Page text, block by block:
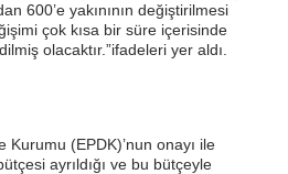
600’e yakınının değiştirilmesi
çok kısa bir süre içerisinde
olacaktır.”ifadeleri yer aldı.
Kurumu (EPDK)’nun onayı ile
ayrıldığı ve bu bütçeyle